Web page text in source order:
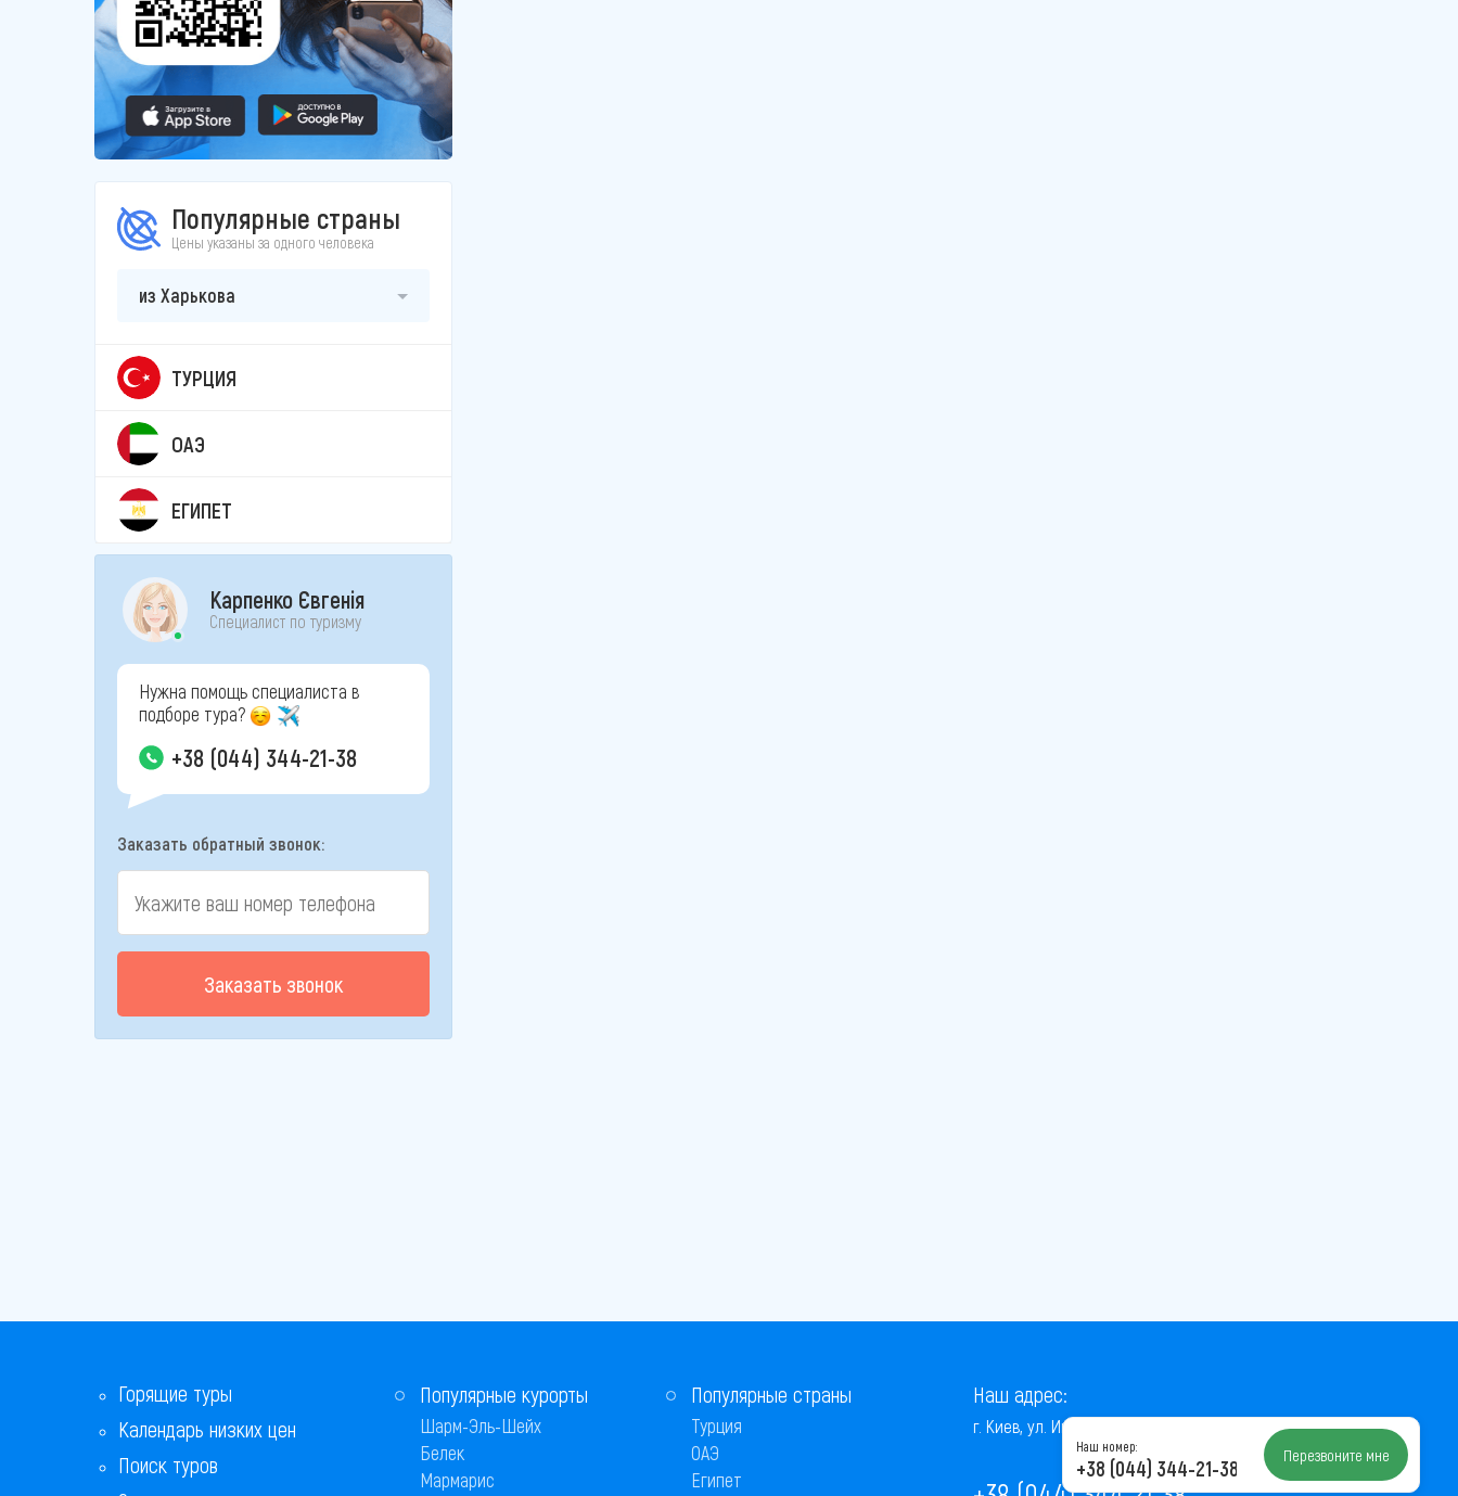
Популярные страны
Цены указаны за одного человека
из Харькова
ТУРЦИЯ
ОАЭ
ЕГИПЕТ
Карпенко Євгенія
Специалист по туризму
Нужна помощь специалиста в
подборе тура?
+38 (044) 344-21-38
Заказать обратный звонок:
Заказать звонок
Горящие туры
Календарь низких цен
Поиск туров
Популярные курорты
Шарм-Эль-Шейх
Белек
Мармарис
Популярные страны
Турция
ОАЭ
Египет
Наш адрес:
г. Киев, ул. Институтская, 22/7, оф. 41
Наш номер:
+38 (044) 344-21-38 Перезвоните мне